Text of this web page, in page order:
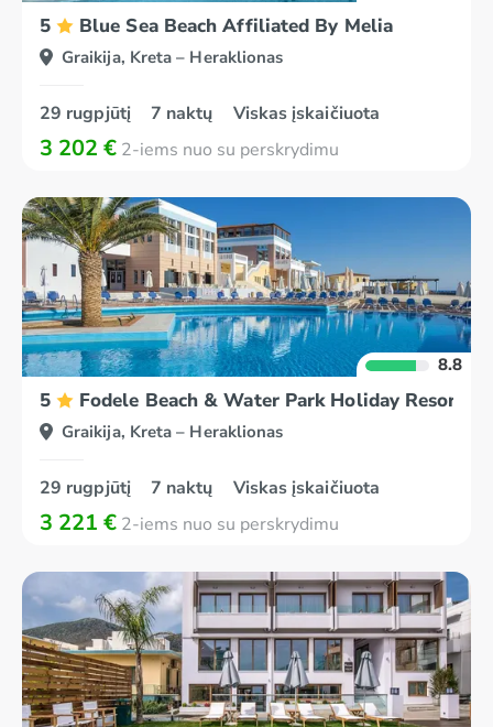
5 Blue Sea Beach Affiliated By Melia
Graikija, Kreta – Heraklionas
29 rugpjūtį 7 naktų Viskas įskaičiuota
3 202 € 2-iems nuo su perskrydimu
8.8
5 Fodele Beach & Water Park Holiday Resort
Graikija, Kreta – Heraklionas
29 rugpjūtį 7 naktų Viskas įskaičiuota
3 221 € 2-iems nuo su perskrydimu